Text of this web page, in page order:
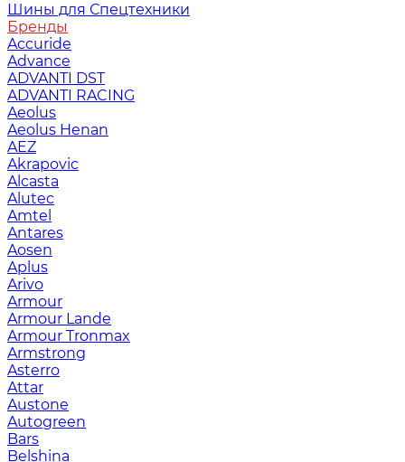
Шины для Спецтехники
Бренды
Accuride
Advance
ADVANTI DST
ADVANTI RACING
Aeolus
Aeolus Henan
AEZ
Akrapovic
Alcasta
Alutec
Amtel
Antares
Aosen
Aplus
Arivo
Armour
Armour Lande
Armour Tronmax
Armstrong
Asterro
Attar
Austone
Autogreen
Bars
Belshina